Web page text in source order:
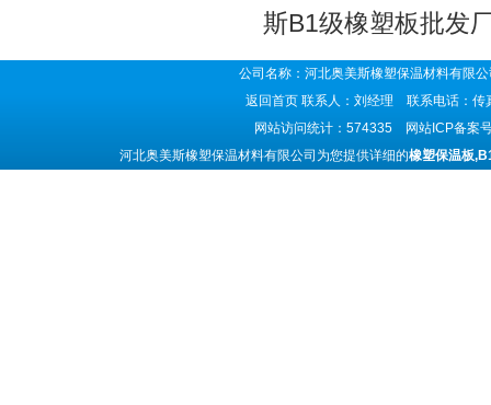
斯B1级橡塑板批发
公司名称：河北奥美斯橡塑保温材料有
返回首页 联系人：刘经理 联系电话：
网站访问统计：574335 网站ICP备案
河北奥美斯橡塑保温材料有限公司为您提供详细的橡塑保温板